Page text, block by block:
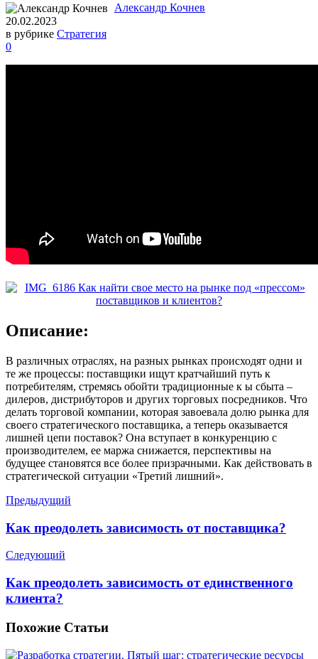
Александр Кочнев
20.02.2023
в рубрике Стратегия
0
Описание:
В различных отраслях, на разных рынках происходят одни и
те же процессы: поставщики ищут кратчайший путь к
потребителям, стремясь обойти традиционные к ы сбыта –
дилеров, дистрибуторов и других торговых посредников. Что
делать торговой компании, которая завоевала долю рынка для
своего стратегического поставщика, а теперь оказывается
лишней цепи поставок? Она вступает в конкуренцию с
производителем, ее маржа снижается, перспективы на
будущее становятся все более призрачными. Как действовать в
стратегической ситуации «Третий лишний».
Предыдущий
Как преодолеть зависимость от поставщика?
Следующий
Как преодолеть зависимость от единственного
клиента?
Похожие Статьи